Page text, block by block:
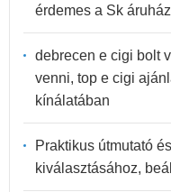
érdemes a Sk
debrecen e cigi bolt
venni, top e cigi
kínálatában
Praktikus útmutató
kiválasztásához,